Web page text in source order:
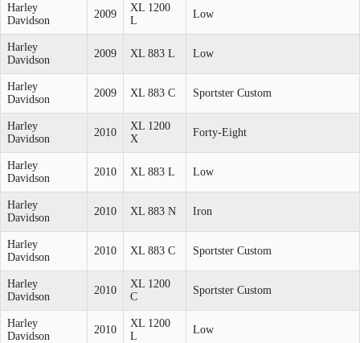
Harley
Davidson
2009
XL 1200
L
Low
Harley
Davidson
2009 XL 883 L Low
Harley
Davidson
2009 XL 883 C Sportster Custom
Harley
Davidson
2010
XL 1200
X
Forty-Eight
Harley
Davidson
2010 XL 883 L Low
Harley
Davidson
2010 XL 883 N Iron
Harley
Davidson
2010 XL 883 C Sportster Custom
Harley
Davidson
2010
XL 1200
C
Sportster Custom
Harley
Davidson
2010
XL 1200
L
Low